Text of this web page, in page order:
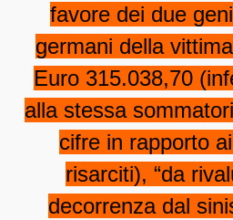
favore dei due
germani della
Euro 315.038,70
alla stessa
cifre in rapporto
risarciti), “da
decorrenza dal